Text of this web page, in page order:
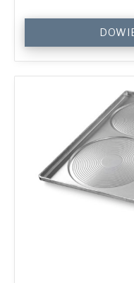
Trays
quantity